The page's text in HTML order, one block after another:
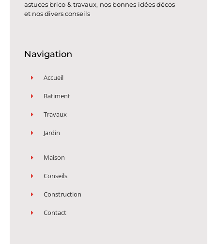
astuces brico & travaux, nos bonnes idées décos
et nos divers conseils
Navigation
Accueil
Batiment
Travaux
Jardin
Maison
Conseils
Construction
Contact